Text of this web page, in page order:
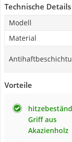
Technische Details
Modell
Material
Vorteile
Griff aus
Akazienholz